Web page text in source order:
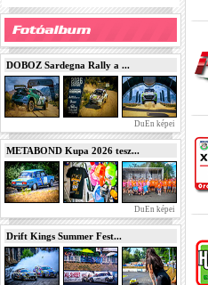
DOBOZ Sardegna Rally a ...
DuEn képei
METABOND Kupa 2026 tesz...
DuEn képei
Drift Kings Summer Fest...